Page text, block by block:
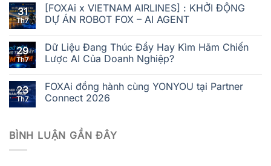
31
Th7
[FOXAi x VIETNAM AIRLINES] : KHỞI ĐỘNG
DỰ ÁN ROBOT FOX – AI AGENT
29
Th7
Dữ Liệu Đang Thúc Đẩy Hay Kìm Hãm Chiến
Lược AI Của Doanh Nghiệp?
23
Th7
FOXAi đồng hành cùng YONYOU tại Partner
Connect 2026
BÌNH LUẬN GẦN ĐÂY